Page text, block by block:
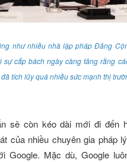
như nhiều nhà lập pháp Đảng
cấp bách ngày càng tăng rằng
tích lũy quá nhiều sức mạnh thị
sẽ còn kéo dài mới đi đến
của nhiều chuyên gia pháp
Google. Mặc dù, Google